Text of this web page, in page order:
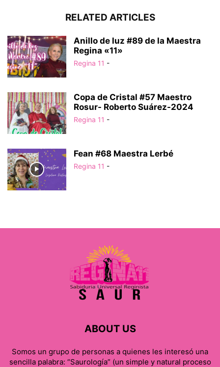
RELATED ARTICLES
Anillo de luz #89 de la Maestra
Regina «11»
Regina 11 -
Copa de Cristal #57 Maestro
Rosur- Roberto Suárez-2024
Regina 11 -
Fean #68 Maestra Lerbé
Regina 11 -
ABOUT US
Somos un grupo de personas a quienes les interesó una
sencilla palabra: “Saurología” (un simple y natural proceso